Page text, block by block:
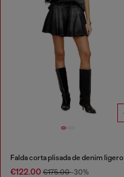
Falda corta plisada de denim ligero
€122.00 €175.00-30%